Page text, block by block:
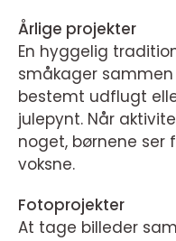
Årlige projekter
En hyggelig
småkager
bestemt udflugt
julepynt. Når
noget, børnene ser
voksne.
Fotoprojekter
At tage billeder